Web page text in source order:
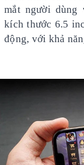
mắt người dùng
kích thước 6.5
động, với khả